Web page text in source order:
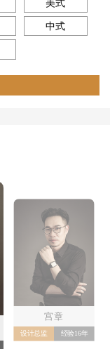
美式
中式
宫章
设计总监 经验16年